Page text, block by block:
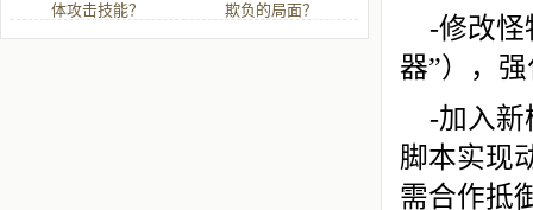
-修改怪
器”），
-加入新
脚本实现
需合作抵
体攻击技能？
欺负的局面？